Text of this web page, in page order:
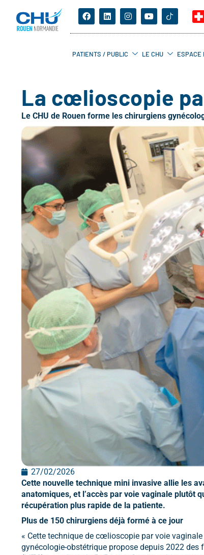
PATIENTS / PUBLIC LE CHU ESPACE
La cœlioscopie
Le CHU de Rouen forme les chirurgiens
27/02/2026
Cette nouvelle technique mini invasive allie les
anatomiques, et l’accès par voie vaginale plutôt
récupération plus rapide de la patiente.
Plus de 150 chirurgiens déjà formé à ce jour
« Cette technique de cœlioscopie par voie
gynécologie-obstétrique propose depuis 2022